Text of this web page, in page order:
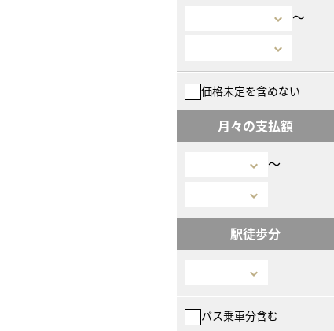
〜
価格未定を含めない
月々の支払額
〜
駅徒歩分
バス乗車分含む